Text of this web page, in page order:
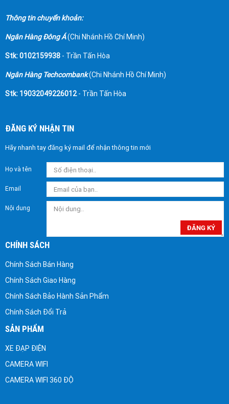
Thông tin chuyển khoản:
Ngân Hàng Đông Á(Chi Nhánh Hồ Chí Minh)
Stk: 0102159938 - Trần Tấn Hòa
Ngân Hàng Techcombank(Chi Nhánh Hồ Chí Minh)
Stk: 19032049226012- Trần Tấn Hòa
ĐĂNG KÝ NHẬN TIN
Hãy nhanh tay đăng ký mail để nhận thông tin mới
Họ và tên
Email
Nội dung
ĐĂNG KÝ
CHÍNH SÁCH
Chính Sách Bán Hàng
Chính Sách Giao Hàng
Chính Sách Bảo Hành Sản Phẩm
Chính Sách Đổi Trả
SẢN PHẨM
XE ĐẠP ĐIỆN
CAMERA WIFI
CAMERA WIFI 360 ĐỘ